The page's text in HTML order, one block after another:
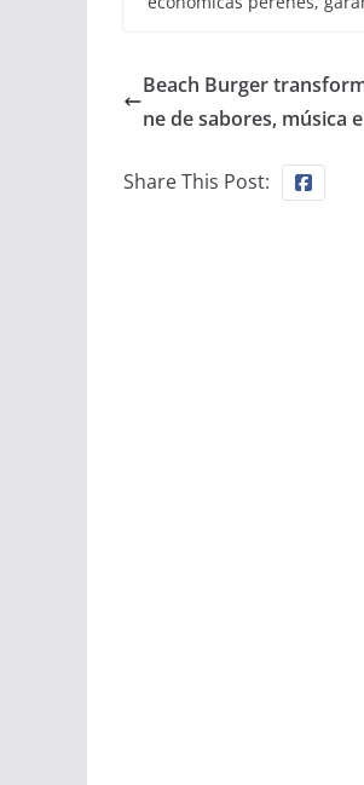
Beach Burger
ne de sabores, música
Share This Post: